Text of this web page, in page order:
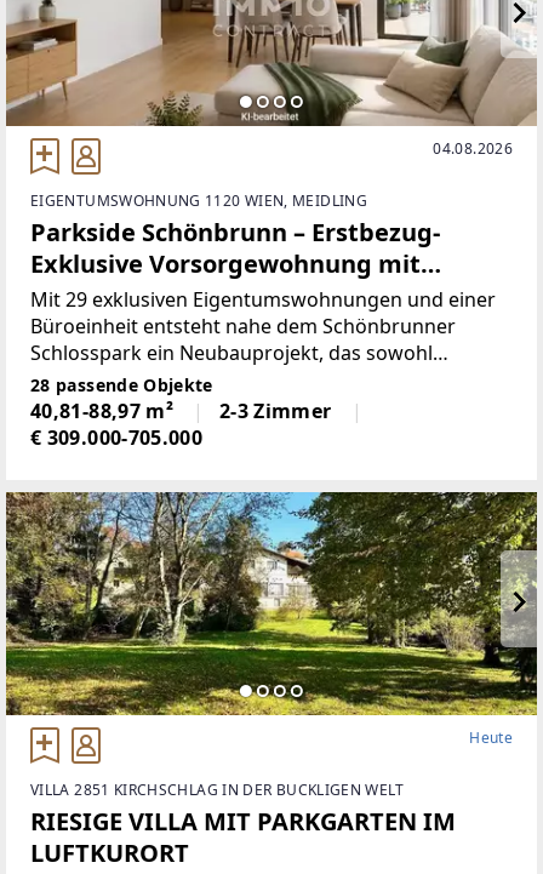
04.08.2026
EIGENTUMSWOHNUNG 1120 WIEN, MEIDLING
Parkside Schönbrunn – Erstbezug-
Exklusive Vorsorgewohnung mit
Westbalkon
Mit 29 exklusiven Eigentumswohnungen und einer
Büroeinheit entsteht nahe dem Schönbrunner
Schlosspark ein Neubauprojekt, das sowohl
Eigennutzer als auch Anleger begeistert. Die
intelligent geplanten 2- bis 4-Zimmer-
Wohnungen bieten
28 passende Objekte
40,81-88,97 m²
2-3 Zimmer
€ 309.000-705.000
Heute
VILLA 2851 KIRCHSCHLAG IN DER BUCKLIGEN WELT
RIESIGE VILLA MIT PARKGARTEN IM
LUFTKURORT